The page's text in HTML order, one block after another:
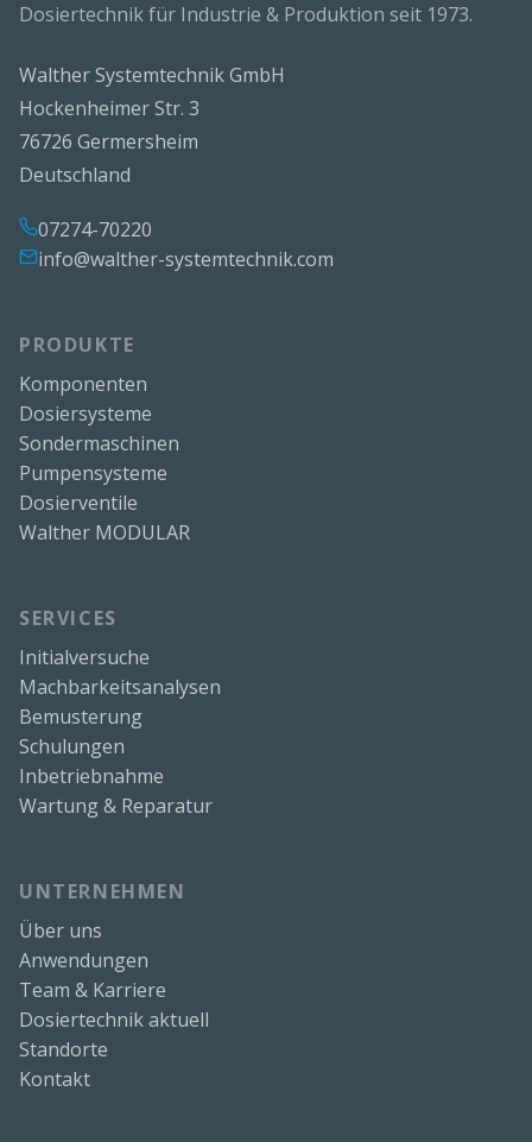
Dosiertechnik für Industrie & Produktion seit 1973.
Walther Systemtechnik GmbH
Hockenheimer Str. 3
76726 Germersheim
Deutschland
07274-70220
info@walther-systemtechnik.com
PRODUKTE
Komponenten
Dosiersysteme
Sondermaschinen
Pumpensysteme
Dosierventile
Walther MODULAR
SERVICES
Initialversuche
Machbarkeitsanalysen
Bemusterung
Schulungen
Inbetriebnahme
Wartung & Reparatur
UNTERNEHMEN
Über uns
Anwendungen
Team & Karriere
Dosiertechnik aktuell
Standorte
Kontakt